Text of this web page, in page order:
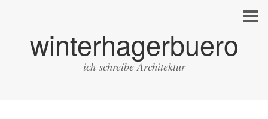
winterhagerbuero
ich schreibe Architektur